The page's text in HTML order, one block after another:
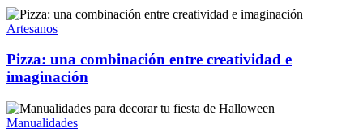
Artesanos
Pizza: una combinación entre creatividad e
imaginación
Manualidades